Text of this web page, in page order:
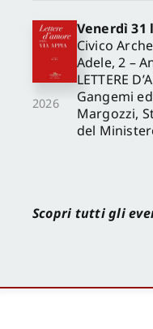
2026
Venerdì 31
Civico
Adele, 2 –
LETTERE
Gangemi
Margozzi,
del
Scopri tutti gli